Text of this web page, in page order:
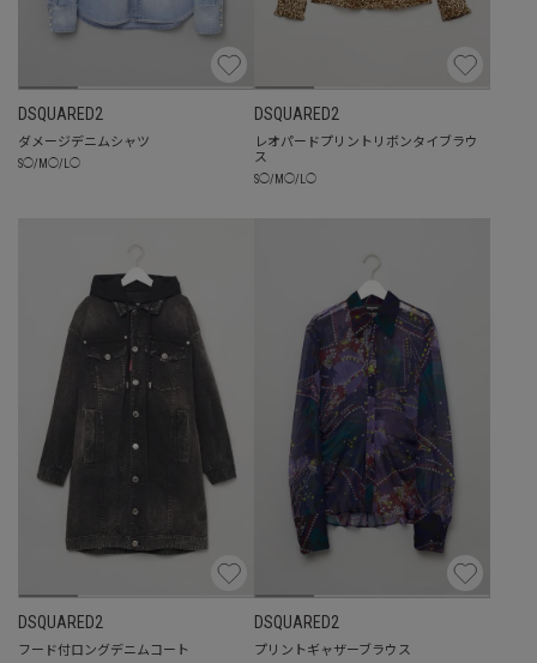
DSQUARED2
ダメージデニムシャツ
S◯/ M ◯/ ◯
DSQUARED2
レオパードプリントリボンタイブラウ
ス
S◯/ M ◯/ ◯
DSQUARED2
フード付ロングデニムコート
DSQUARED2
プリントギャザーブラウス